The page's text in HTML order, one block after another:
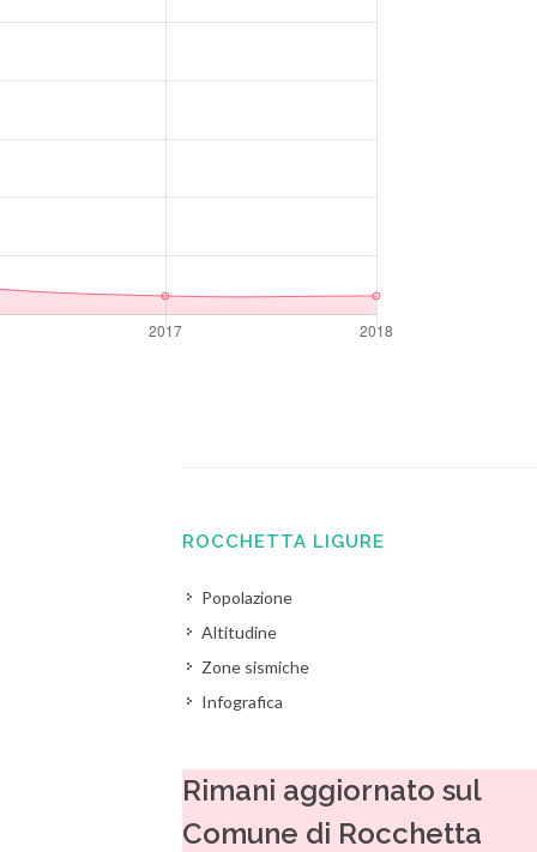
ROCCHETTA LIGURE
Popolazione
Altitudine
Zone sismiche
Infografica
Rimani aggiornato sul
Comune di Rocchetta